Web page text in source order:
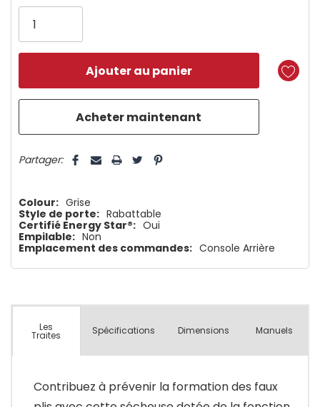
vous!
plus
Partager:
Colour: Grise
Style de porte: Rabattable
Certifié Energy Star®: Oui
Empilable: Non
Emplacement des commandes: Console Arrière
Les
Traites Spécifications Dimensions Manuels
Contribuez à prévenir la formation des faux